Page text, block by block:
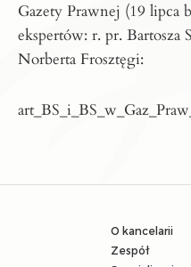
Gazety Prawnej (19 lipca
ekspertów: r. pr.
Norberta Frosztęgi:
O kancelarii
Zespół